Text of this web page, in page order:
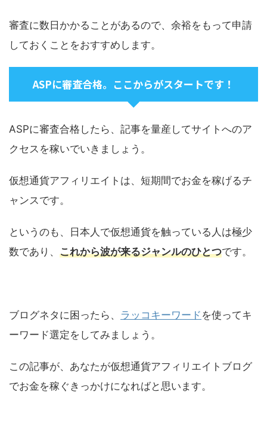
審査に数日かかることがあるので、余裕をもって申請
しておくことをおすすめします。
ASPに審査合格。ここからがスタートです！
ASPに審査合格したら、記事を量産してサイトへのア
クセスを稼いでいきましょう。
仮想通貨アフィリエイトは、短期間でお金を稼げるチ
ャンスです。
というのも、日本人で仮想通貨を触っている人は極少
数であり、 これから波が来るジャンルのひとつです。
ブログネタに困ったら、 ラッコキーワード を使ってキ
ーワード選定をしてみましょう。
この記事が、あなたが仮想通貨アフィリエイトブログ
でお金を稼ぐきっかけになればと思います。